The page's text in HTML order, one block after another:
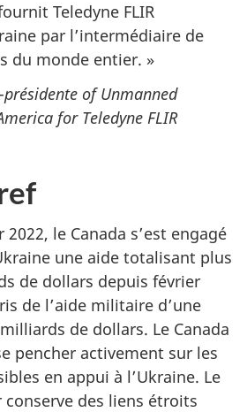
Teledyne FLIR
par l’intermédiaire de
du monde entier. »
of Unmanned
for Teledyne FLIR
le Canada s’est engagé
une aide totalisant plus
de dollars depuis février
de l’aide militaire d’une
de dollars. Le Canada
pencher activement sur les
en appui à l’Ukraine. Le
des liens étroits